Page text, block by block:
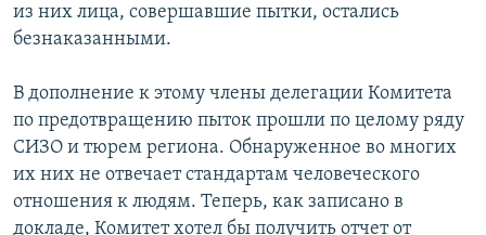
из них лица, совершавшие пытки, остались
безнаказанными.
В дополнение к этому члены делегации Комитета
по предотвращению пыток прошли по целому ряду
СИЗО и тюрем региона. Обнаруженное во многих
их них не отвечает стандартам человеческого
отношения к людям. Теперь, как записано в
докладе, Комитет хотел бы получить отчет от